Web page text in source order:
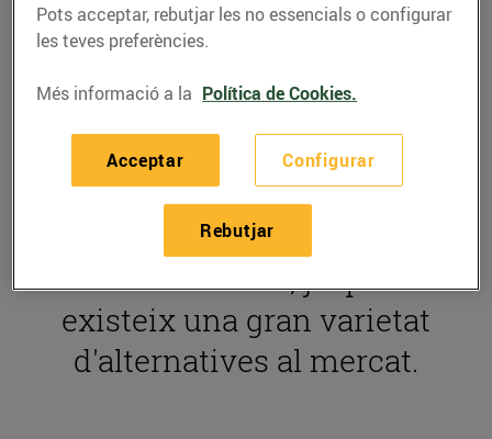
alimentari que sobretot
productes com el pa, la
pasta o els dolços. Tot i
això,mantenir una dieta
lliure de gluten
fàcil avui dia, ja que
existeix una gran varietat
d'alternatives al mercat.
Pots acceptar, rebutjar les no essencials o configurar
les teves preferències.
Més informació a la Política de Cookies.
Configurar
Rebutjar
Acceptar